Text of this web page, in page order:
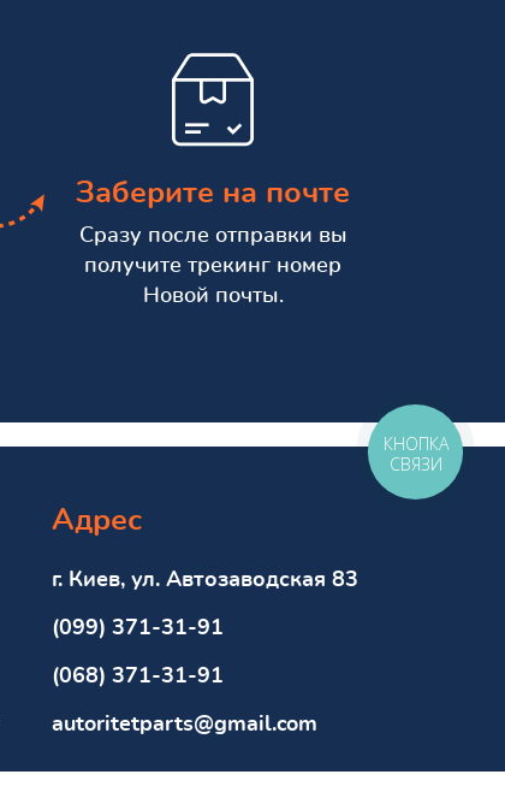
Заберите на почте
Сразу после отправки вы
получите трекинг номер
Новой почты.
Адрес
г. Киев, ул. Автозаводская 83
(099) 371-31-91
(068) 371-31-91
autoritetparts@gmail.com
КНОПКА
СВЯЗИ